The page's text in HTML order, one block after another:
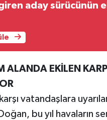
aday sürücünün
ALANDA EKİLEN
vatandaşlara
bu yıl havaların